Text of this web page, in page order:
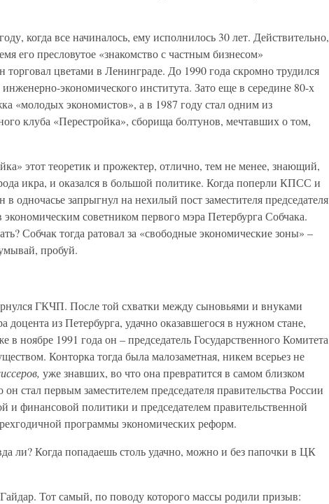
когда все начиналось, ему исполнилось 30 лет. Действительно,
его пресловутое «знакомство с частным бизнесом»
торговал цветами в Ленинграде. До 1990 года скромно трудился
экономического института. Зато еще в середине 80-х
«молодых экономистов», а в 1987 году стал одним из
клуба «Перестройка», сборища болтунов, мечтавших о том,
этот теоретик и прожектер, отлично, тем не менее, знающий,
икра, и оказался в большой политике. Когда поперли КПСС и
в одночасье запрыгнул на нехилый пост заместителя председателя
экономическим советником первого мэра Петербурга Собчака.
Собчак тогда ратовал за «свободные экономические зоны» –
пробуй.
ГКЧП. После той схватки между сыновьями и внуками
доцента из Петербурга, удачно оказавшегося в нужном стане,
ноябре 1991 года он – председатель Государственного Комитета
Конторка тогда была малозаметная, никем всерьез не
уже знавших, во что она превратится в самом близком
стал первым заместителем председателя правительства России
и финансовой политики и председателем правительственной
программы экономических реформ.
ли? Когда попадаешь столь удачно, можно и без папочки в ЦК
Тот самый, по поводу которого массы родили призыв: